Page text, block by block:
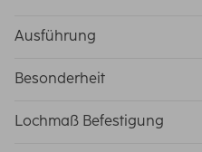
Ausführung
Besonderheit
Lochmaß Befestigung